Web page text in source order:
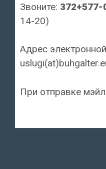
Звоните:
14-20)
Адрес
При отправке